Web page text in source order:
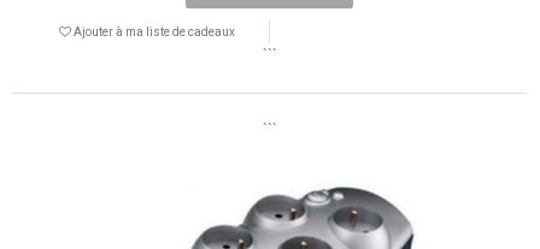
Ajouter à ma liste de cadeaux
```
```